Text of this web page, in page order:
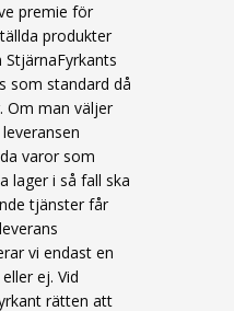
premie för
produkter
som standard då
Om man väljer
varor som
lager i så fall ska
tjänster får
vi endast en
ej. Vid
rätten att